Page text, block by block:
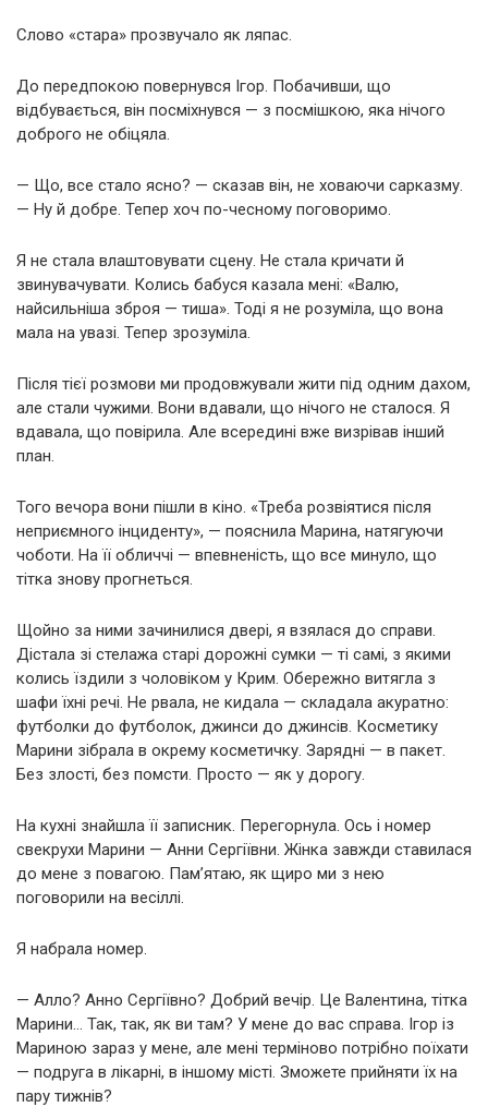
Слово «стара» прозвучало як ляпас.
До передпокою повернувся Ігор. Побачивши, що
відбувається, він посміхнувся — з посмішкою, яка нічого
доброго не обіцяла.
— Що, все стало ясно? — сказав він, не ховаючи сарказму.
— Ну й добре. Тепер хоч по-чесному поговоримо.
Я не стала влаштовувати сцену. Не стала кричати й
звинувачувати. Колись бабуся казала мені: «Валю,
найсильніша зброя — тиша». Тоді я не розуміла, що вона
мала на увазі. Тепер зрозуміла.
Після тієї розмови ми продовжували жити під одним дахом,
але стали чужими. Вони вдавали, що нічого не сталося. Я
вдавала, що повірила. Але всередині вже визрівав інший
план.
Того вечора вони пішли в кіно. «Треба розвіятися після
неприємного інциденту», — пояснила Марина, натягуючи
чоботи. На її обличчі — впевненість, що все минуло, що
тітка знову прогнеться.
Щойно за ними зачинилися двері, я взялася до справи.
Дістала зі стелажа старі дорожні сумки — ті самі, з якими
колись їздили з чоловіком у Крим. Обережно витягла з
шафи їхні речі. Не рвала, не кидала — складала акуратно:
футболки до футболок, джинси до джинсів. Косметику
Марини зібрала в окрему косметичку. Зарядні — в пакет.
Без злості, без помсти. Просто — як у дорогу.
На кухні знайшла її записник. Перегорнула. Ось і номер
свекрухи Марини — Анни Сергіївни. Жінка завжди ставилася
до мене з повагою. Пам’ятаю, як щиро ми з нею
поговорили на весіллі.
Я набрала номер.
— Алло? Анно Сергіївно? Добрий вечір. Це Валентина, тітка
Марини… Так, так, як ви там? У мене до вас справа. Ігор із
Мариною зараз у мене, але мені терміново потрібно поїхати
— подруга в лікарні, в іншому місті. Зможете прийняти їх на
пару тижнів?